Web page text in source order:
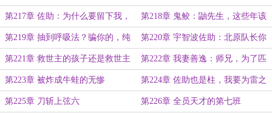
助，这是最后一次了！ 错，结果全对
第217章 佐助：为什么要留下我，
我和爸妈的到底有什么不同？
第218章 鬼鲛：鼬先生，这些年该
不会一直都只有我一个人去做任务吧
第219章 抽到呼吸法？骗你的，纯
劲大而已！
第220章 宇智波佐助：北原队长你
有写轮眼对吧
第221章 救世主的孩子还是救世主 第222章 我妻善逸：师兄，为了匹
配到你，我掉了多少分
第223章 被炸成牛蛙的无惨 第224章 佐助也是柱，我要为雷之
呼吸除害
第225章 刀斩上弦六 第226章 全员天才的第七班